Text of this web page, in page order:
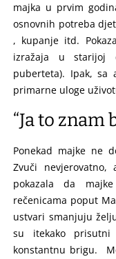
majka u prvim
osnovnih potreba
, kupanje itd.
izražaja u starijoj
puberteta). Ipak, sa
primarne uloge
“Ja to znam
Ponekad majke ne
Zvuči
pokazala da
rečenicama poput
ustvari smanjuju
su itekako
konstantnu brigu.